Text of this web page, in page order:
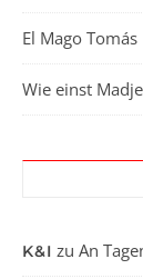
El Mago Tomás
Wie einst
K&I zu An